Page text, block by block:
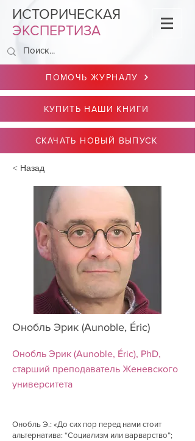
ИСТОРИЧЕСКАЯ
ЭКСПЕРТИЗА
ПОМОЧЬ ЖУРНАЛУ
КУПИТЬ НАШИ КНИГИ
СКАЧАТЬ НОВЫЙ ВЫПУСК
< Назад
Онобль Эрик (Aunoble, Éric)
Онобль Эрик (Aunoble, Éric), PhD,
старший преподаватель Женевского
университета
Онобль Э.: «До сих пор перед нами стоит
альтернатива: “Социализм или варварство”;